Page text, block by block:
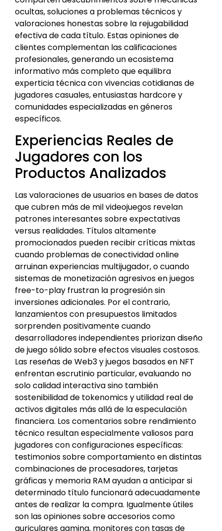
ocultas, soluciones a problemas técnicos y
valoraciones honestas sobre la rejugabilidad
efectiva de cada título. Estas opiniones de
clientes complementan las calificaciones
profesionales, generando un ecosistema
informativo más completo que equilibra
experticia técnica con vivencias cotidianas de
jugadores casuales, entusiastas hardcore y
comunidades especializadas en géneros
específicos.
Experiencias Reales de
Jugadores con los
Productos Analizados
Las valoraciones de usuarios en bases de datos
que cubren más de mil videojuegos revelan
patrones interesantes sobre expectativas
versus realidades. Títulos altamente
promocionados pueden recibir críticas mixtas
cuando problemas de conectividad online
arruinan experiencias multijugador, o cuando
sistemas de monetización agresivos en juegos
free-to-play frustran la progresión sin
inversiones adicionales. Por el contrario,
lanzamientos con presupuestos limitados
sorprenden positivamente cuando
desarrolladores independientes priorizan diseño
de juego sólido sobre efectos visuales costosos.
Las reseñas de Web3 y juegos basados en NFT
enfrentan escrutinio particular, evaluando no
solo calidad interactiva sino también
sostenibilidad de tokenomics y utilidad real de
activos digitales más allá de la especulación
financiera. Los comentarios sobre rendimiento
técnico resultan especialmente valiosos para
jugadores con configuraciones específicas:
testimonios sobre comportamiento en distintas
combinaciones de procesadores, tarjetas
gráficas y memoria RAM ayudan a anticipar si
determinado título funcionará adecuadamente
antes de realizar la compra. Igualmente útiles
son las opiniones sobre accesorios como
auriculares gaming, monitores con tasas de